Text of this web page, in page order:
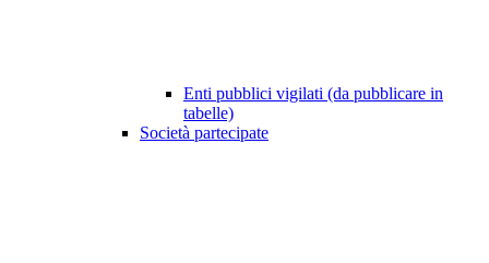
Enti pubblici vigilati (da pubblicare in
tabelle)
Società partecipate